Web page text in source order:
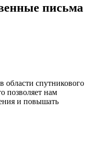
письма
спутникового
позволяет нам
и повышать